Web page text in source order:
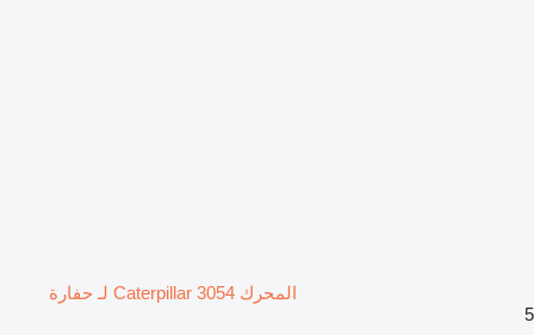
المحرك Caterpillar 3054 لـ حفارة
5